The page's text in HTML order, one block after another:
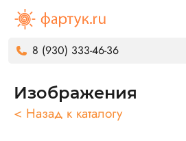
8 (930) 333-46-36
Изображения
< Назад к каталогу